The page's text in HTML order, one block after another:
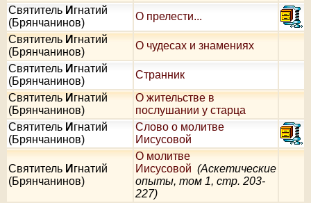
Святитель И гнатий
(Брянчанинов)
О прелести...
СвятительИгнатий
(Брянчанинов)
О чудесах и знамениях
Святитель И гнатий
(Брянчанинов)
Странник
СвятительИгнатий
(Брянчанинов)
О жительстве в
послушании у старца
Святитель И гнатий
(Брянчанинов)
Слово о молитве
Иисусовой
Святитель И гнатий
(Брянчанинов)
О молитве
Иисусовой (Аскетические
опыты, том 1, стр. 203-
227)